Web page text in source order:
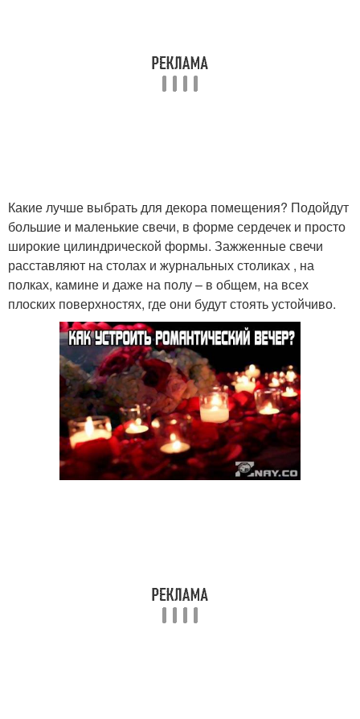
Какие лучше выбрать для декора помещения? Подойдут
большие и маленькие свечи, в форме сердечек и просто
широкие цилиндрической формы. Зажженные свечи
расставляют на столах и журнальных столиках , на
полках, камине и даже на полу – в общем, на всех
плоских поверхностях, где они будут стоять устойчиво.